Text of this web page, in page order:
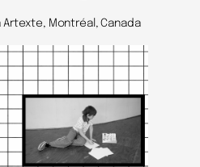
Artexte, Montréal, Canada